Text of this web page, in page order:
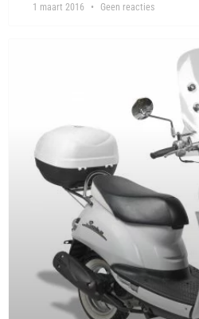
1 maart 2016 Geen reacties